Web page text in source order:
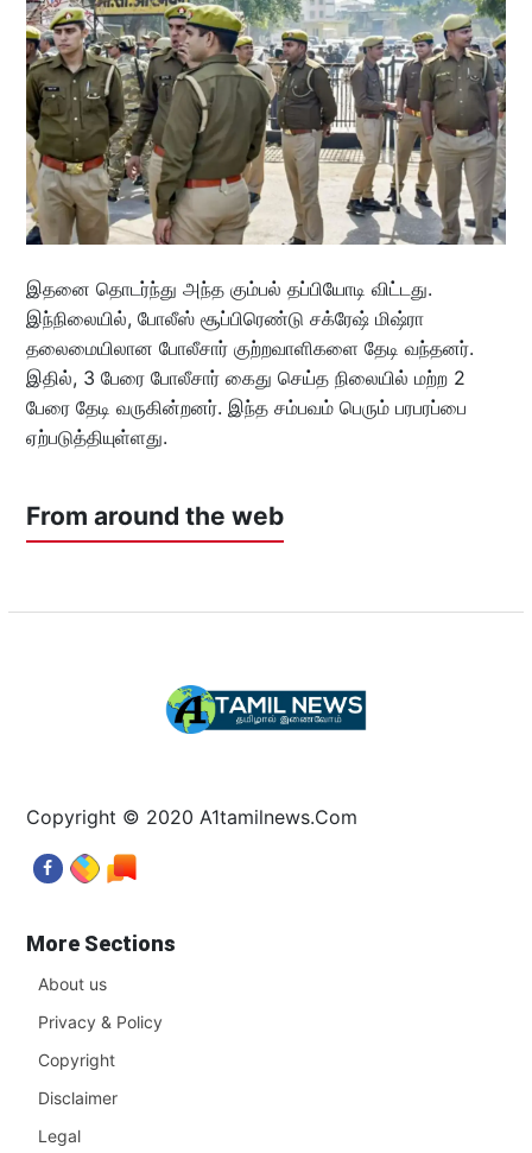
இதனை தொடர்ந்து அந்த கும்பல் தப்பியோடி விட்டது.
இந்நிலையில், போலீஸ் சூப்பிரெண்டு சக்ரேஷ் மிஷ்ரா
தலைமையிலான போலீசார் குற்றவாளிகளை தேடி வந்தனர்.
இதில், 3 பேரை போலீசார் கைது செய்த நிலையில் மற்ற 2
பேரை தேடி வருகின்றனர். இந்த சம்பவம் பெரும் பரபரப்பை
ஏற்படுத்தியுள்ளது.
From around the web
Copyright © 2020 A1tamilnews.Com
More Sections
About us
Privacy & Policy
Copyright
Disclaimer
Legal